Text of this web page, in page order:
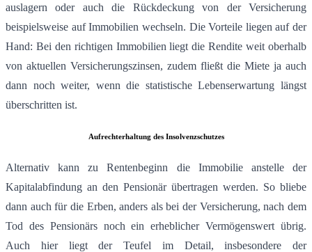
auslagern oder auch die Rückdeckung von der Versicherung
beispielsweise auf Immobilien wechseln. Die Vorteile liegen auf der
Hand: Bei den richtigen Immobilien liegt die Rendite weit oberhalb
von aktuellen Versicherungszinsen, zudem fließt die Miete ja auch
dann noch weiter, wenn die statistische Lebenserwartung längst
überschritten ist.
Aufrechterhaltung des Insolvenzschutzes
Alternativ kann zu Rentenbeginn die Immobilie anstelle der
Kapitalabfindung an den Pensionär übertragen werden. So bliebe
dann auch für die Erben, anders als bei der Versicherung, nach dem
Tod des Pensionärs noch ein erheblicher Vermögenswert übrig.
Auch hier liegt der Teufel im Detail, insbesondere der